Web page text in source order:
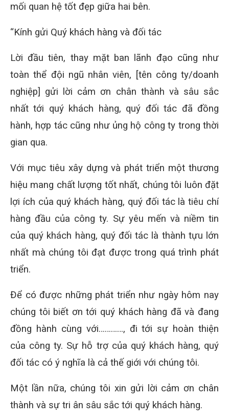
mối quan hệ tốt đẹp giữa hai bên.
“Kính gửi Quý khách hàng và đối tác
Lời đầu tiên, thay mặt ban lãnh đạo cũng như
toàn thể đội ngũ nhân viên, [tên công ty/doanh
nghiệp] gửi lời cảm ơn chân thành và sâu sắc
nhất tới quý khách hàng, quý đối tác đã đồng
hành, hợp tác cũng như ủng hộ công ty trong thời
gian qua.
Với mục tiêu xây dựng và phát triển một thương
hiệu mang chất lượng tốt nhất, chúng tôi luôn đặt
lợi ích của quý khách hàng, quý đối tác là tiêu chí
hàng đầu của công ty. Sự yêu mến và niềm tin
của quý khách hàng, quý đối tác là thành tựu lớn
nhất mà chúng tôi đạt được trong quá trình phát
triển.
Để có được những phát triển như ngày hôm nay
chúng tôi biết ơn tới quý khách hàng đã và đang
đồng hành cùng với…………, đi tới sự hoàn thiện
của công ty. Sự hỗ trợ của quý khách hàng, quý
đối tác có ý nghĩa là cả thế giới với chúng tôi.
Một lần nữa, chúng tôi xin gửi lời cảm ơn chân
thành và sự tri ân sâu sắc tới quý khách hàng.